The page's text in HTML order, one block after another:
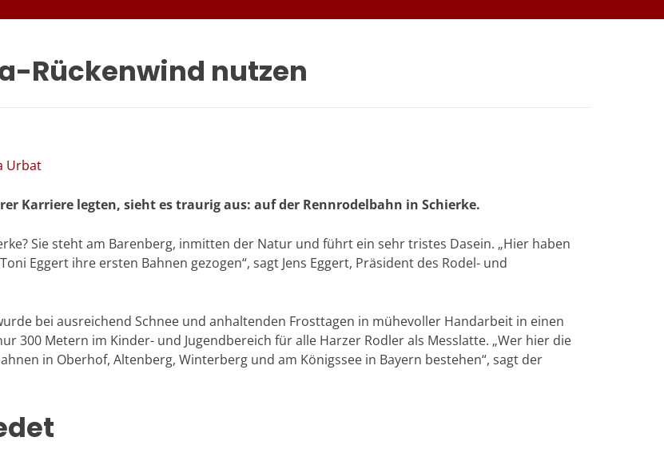
Rückenwind nutzen
Urbat
Karriere legten, sieht es traurig aus: auf der Rennrodelbahn in Schierke.
Sie steht am Barenberg, inmitten der Natur und führt ein sehr tristes Dasein. „Hier haben
Eggert ihre ersten Bahnen gezogen“, sagt Jens Eggert, Präsident des Rodel- und
bei ausreichend Schnee und anhaltenden Frosttagen in mühevoller Handarbeit in einen
300 Metern im Kinder- und Jugendbereich für alle Harzer Rodler als Messlatte. „Wer hier die
in Oberhof, Altenberg, Winterberg und am Königssee in Bayern bestehen“, sagt der